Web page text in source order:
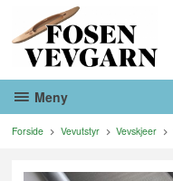
innholdet
Meny
Forside Vevutstyr Vevskjeer